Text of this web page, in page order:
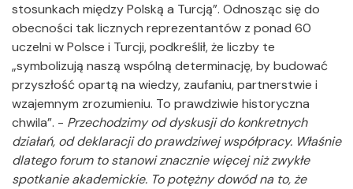
stosunkach między Polską a Turcją”. Odnosząc się do
obecności tak licznych reprezentantów z ponad 60
uczelni w Polsce i Turcji, podkreślił, że liczby te
„symbolizują naszą wspólną determinację, by budować
przyszłość opartą na wiedzy, zaufaniu, partnerstwie i
wzajemnym zrozumieniu. To prawdziwie historyczna
chwila”. - Przechodzimy od dyskusji do konkretnych
działań, od deklaracji do prawdziwej współpracy. Właśnie
dlatego forum to stanowi znacznie więcej niż zwykłe
spotkanie akademickie. To potężny dowód na to, że